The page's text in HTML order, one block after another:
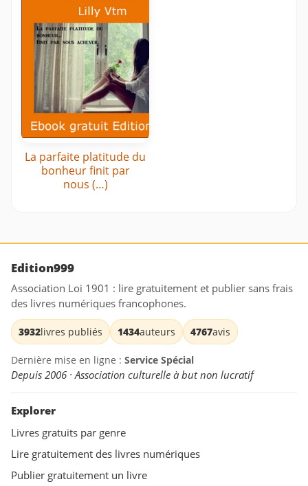
La parfaite platitude du
bonheur finit par
nous (…)
Edition999
Association Loi 1901 : lire gratuitement et publier sans frais
des livres numériques francophones.
3932livres publiés 1434auteurs 4767avis
Dernière mise en ligne : Service Spécial
Depuis 2006 · Association culturelle à but non lucratif
Explorer
Livres gratuits par genre
Lire gratuitement des livres numériques
Publier gratuitement un livre